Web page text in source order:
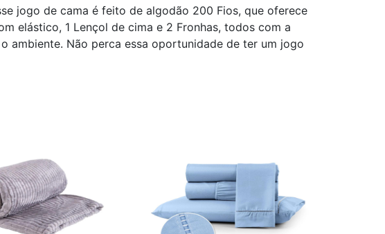
jogo de cama é feito de algodão 200 Fios, que oferece
elástico, 1 Lençol de cima e 2 Fronhas, todos com a
ambiente. Não perca essa oportunidade de ter um jogo